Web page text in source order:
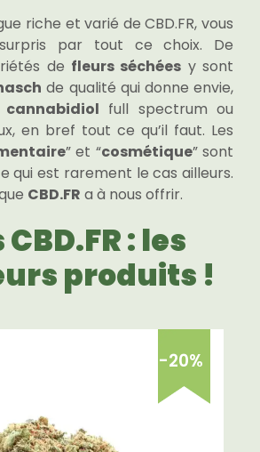
riche et varié de CBD.FR, vous
par tout ce choix. De
de fleurs séchées y sont
de qualité qui donne envie,
full spectrum ou
en bref tout ce qu’il faut. Les
” et “cosmétique” sont
qui est rarement le cas ailleurs.
CBD.FR a à nous offrir.
: les
produits !
-20%